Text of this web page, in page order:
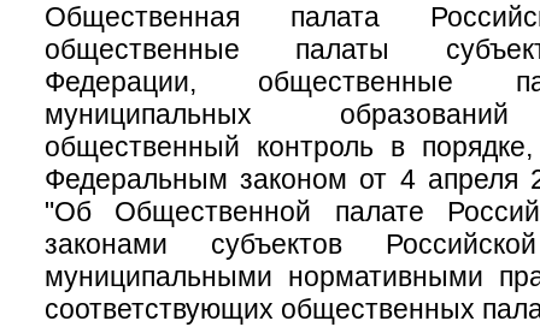
Общественная палата
общественные палаты
Федерации, общественные
муниципальных
общественный контроль в
Федеральным законом от 4 апреля
"Об Общественной палате
законами субъектов
муниципальными нормативными
соответствующих общественных